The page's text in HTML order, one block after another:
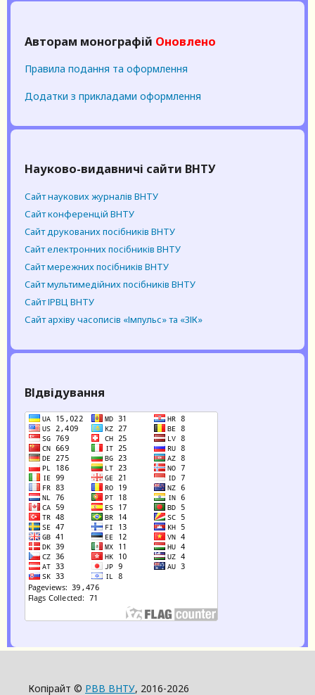
Авторам монографій
Правила подання та оформлення
Додатки з прикладами оформлення
Науково-видавничі сайти ВНТУ
Сайт наукових журналів ВНТУ
Сайт конференцій ВНТУ
Cайт друкованих посібників ВНТУ
Cайт електронних посібників ВНТУ
Cайт мережних посібників ВНТУ
Cайт мультимедійних посібників ВНТУ
Сайт ІРВЦ ВНТУ
Сайт архіву часописів «Імпульс» та «ЗІК»
ВІдвідування
Копірайт © РВВ ВНТУ, 2016-2026